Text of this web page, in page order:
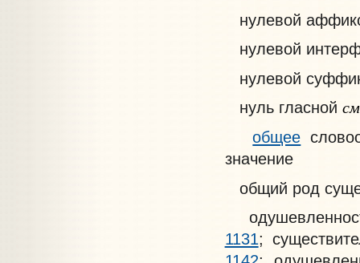
нулевой
нулевой
нулевой
нуль гласной см
общее
значение
общий род
1131;